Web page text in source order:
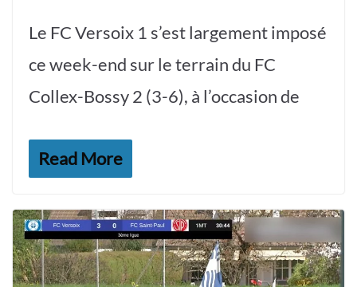
Le FC Versoix 1 s’est largement imposé
ce week-end sur le terrain du FC
Collex-Bossy 2 (3-6), à l’occasion de
Read More